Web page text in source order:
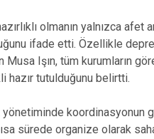
olmanın yalnızca afet
ifade etti. Özellikle
Işın, tüm kurumların
tutulduğunu belirtti.
koordinasyonun
sürede organize olarak